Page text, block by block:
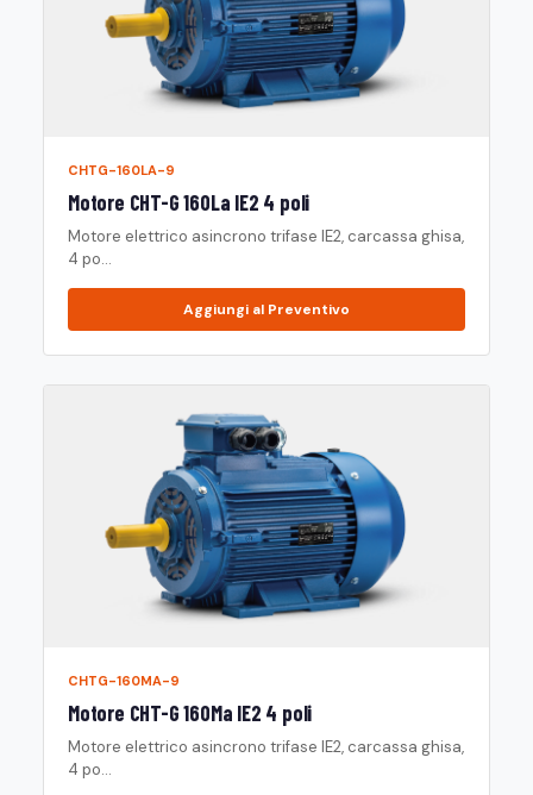
CHTG-160LA-9
Motore CHT-G 160La IE2 4 poli
Motore elettrico asincrono trifase IE2, carcassa ghisa,
4 po...
Aggiungi al Preventivo
CHTG-160MA-9
Motore CHT-G 160Ma IE2 4 poli
Motore elettrico asincrono trifase IE2, carcassa ghisa,
4 po...